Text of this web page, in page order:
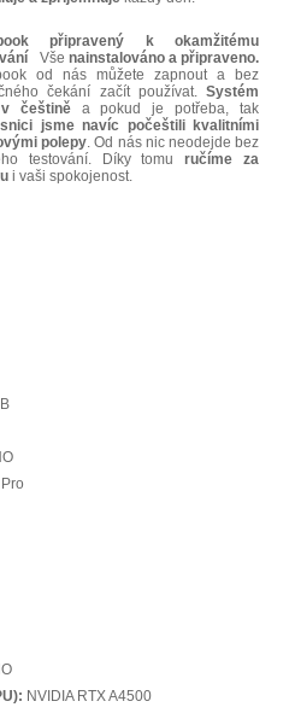
připravený k okamžitému
Vše nainstalováno a připraveno.
od nás můžete zapnout a bez
čekání začít používat. Systém
češtiněa pokud je potřeba, tak
jsme navíc počeštili kvalitními
polepy. Od nás nic neodejde bez
testování. Díky tomuručíme za
i vaši spokojenost.
NVIDIA RTX A4500